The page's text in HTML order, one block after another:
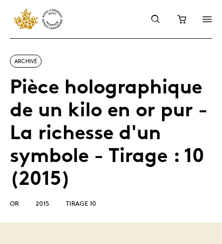
ARCHIVÉ
Pièce holographique
de un kilo en or pur -
La richesse d'un
symbole - Tirage : 10
(2015)
OR 2015 TIRAGE 10